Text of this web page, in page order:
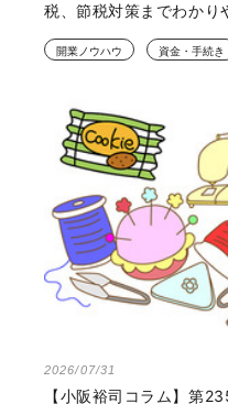
税、節税対策までわかり
開業ノウハウ 資金・手続き
2026/07/31
【小阪裕司コラム】第